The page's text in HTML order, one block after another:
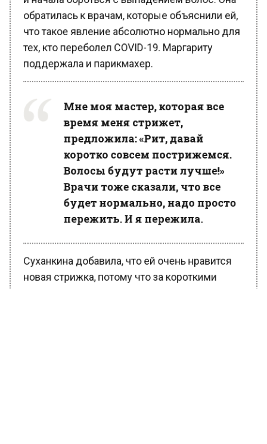
обратилась к врачам, которые объяснили ей,
что такое явление абсолютно нормально для
тех, кто переболел COVID-19. Маргариту
поддержала и парикмахер.
Мне моя мастер, которая все
время меня стрижет,
предложила: «Рит, давай
коротко совсем пострижемся.
Волосы будут расти лучше!»
Врачи тоже сказали, что все
будет нормально, надо просто
пережить. И я пережила.
Суханкина добавила, что ей очень нравится
новая стрижка, потому что за короткими